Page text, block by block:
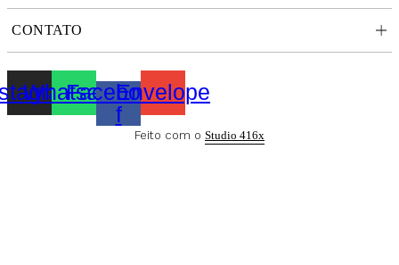
CONTATO
Whatsapp
Facebook-
f
Envelope
Feito com o Studio 416x